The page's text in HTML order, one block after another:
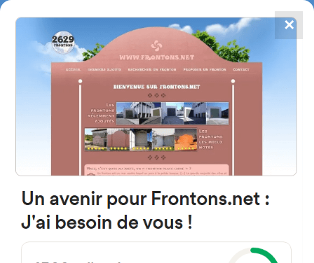
FRONTONS.NET
BUSCAR UN FRONTÓN
AÑADIR UN FRONTÓN
4784
frontones
Calle Sta. Brígida 31390 Olite,
✕